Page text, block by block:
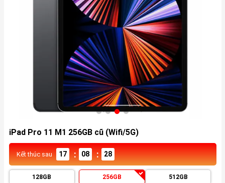
iPad Pro 11 M1 256GB cũ (Wifi/5G)
Kết thúc sau 17 : 08 : 26
128GB 256GB 512GB